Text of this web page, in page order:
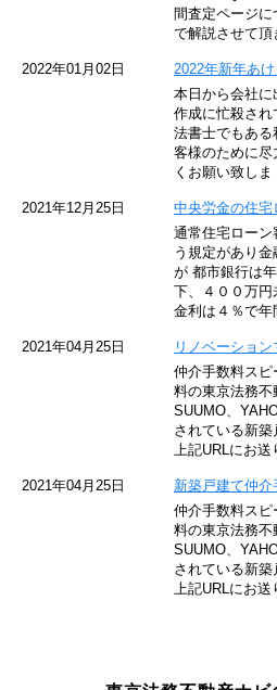
東京メトロ東西線
京王井の頭線
JR湘南新宿ライン
京王京王線
東京臨海高速鉄道
東急世田谷線
JR南武線
間査定ページ
で解説させて頂
2022年01月02日
2022年新年あ
本日から会社
作成に忙殺され
法書士でもあ
客様のために尽
くお願い致しま
2021年12月25日
中央労金の住宅
通常住宅ロー
う規定があり
が 都市銀行は
下、４００万
金利は４％で年
2021年04月25日
リノベーショ
仲介手数料ス
料の東京法務不
SUUMO、
されている新
上記URLにお送
2021年04月25日
新築戸建て仲
仲介手数料ス
料の東京法務不
SUUMO、
されている新
上記URLにお送